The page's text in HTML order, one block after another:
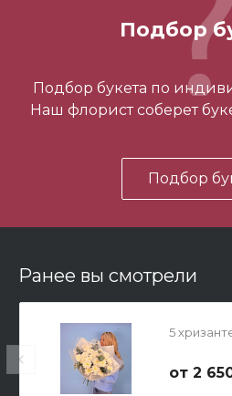
700 ₽
В
Мишка
Подбор
Подбор букета по
Наш флорист соберет
Подбор
Ранее вы смотрели
5
2